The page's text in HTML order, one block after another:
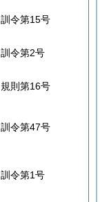
訓令第15号
訓令第2号
規則第16号
訓令第47号
訓令第1号